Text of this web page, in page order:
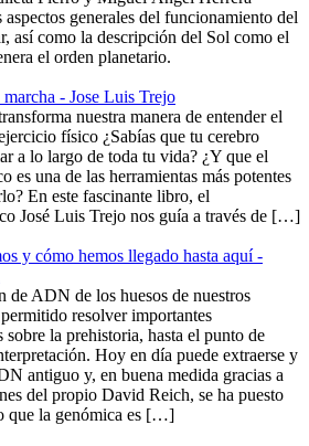
aspectos generales del funcionamiento del
así como la descripción del Sol como el
el orden planetario.
- Jose Luis Trejo
nuestra manera de entender el
físico ¿Sabías que tu cerebro
a lo largo de toda tu vida? ¿Y que el
es una de las herramientas más potentes
En este fascinante libro, el
José Luis Trejo nos guía a través de […]
y cómo hemos llegado hasta aquí -
de ADN de los huesos de nuestros
resolver importantes
sobre la prehistoria, hasta el punto de
Hoy en día puede extraerse y
antiguo y, en buena medida gracias a
del propio David Reich, se ha puesto
que la genómica es […]